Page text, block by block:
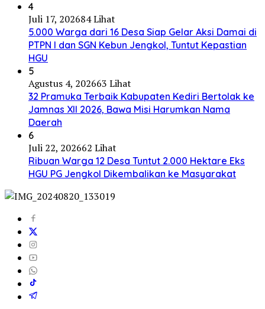
4
Juli 17, 202684 Lihat
5.000 Warga dari 16 Desa Siap Gelar Aksi Damai di
PTPN I dan SGN Kebun Jengkol, Tuntut Kepastian
HGU
5
Agustus 4, 202663 Lihat
32 Pramuka Terbaik Kabupaten Kediri Bertolak ke
Jamnas XII 2026, Bawa Misi Harumkan Nama
Daerah
6
Juli 22, 202662 Lihat
Ribuan Warga 12 Desa Tuntut 2.000 Hektare Eks
HGU PG Jengkol Dikembalikan ke Masyarakat